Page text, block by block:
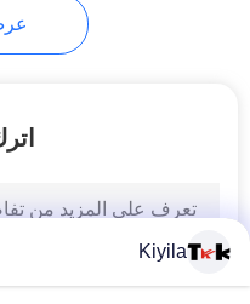
Kiyila